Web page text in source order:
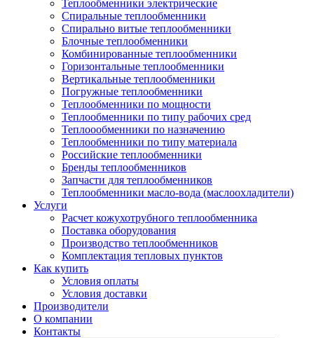
Теплообменники электрические
Спиральные теплообменники
Спирально витые теплообменники
Блочные теплообменники
Комбинированные теплообменники
Горизонтальные теплообменники
Вертикальные теплообменники
Погружные теплообменники
Теплообменники по мощности
Теплообменники по типу рабочих сред
Теплоообменники по назначению
Теплообменники по типу материала
Российские теплообменники
Бренды теплообменников
Запчасти для теплообменников
Теплообменники масло-вода (маслоохладители)
Услуги
Расчет кожухотрубного теплообменника
Поставка оборудования
Производство теплообменников
Комплектация тепловых пунктов
Как купить
Условия оплаты
Условия доставки
Производители
О компании
Контакты